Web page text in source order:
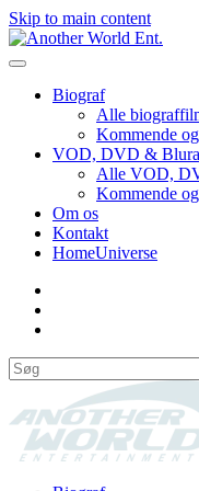
Skip to main content
Biograf
Alle
Kommende
VOD, DVD &
Alle VOD,
Kommende
Om os
Kontakt
HomeUniverse